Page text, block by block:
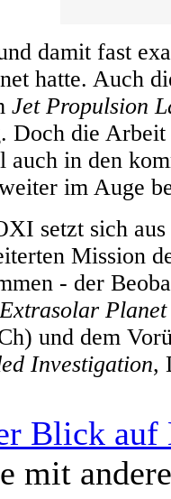
damit fast
hatte. Auch
Jet Propulsion
Doch die
auch in den
im Auge
setzt sich
Mission
- der
Extrasolar
und dem
Investigation,
Blick auf
mit